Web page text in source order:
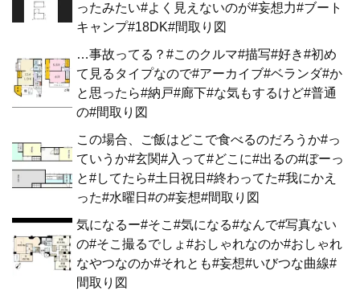
ったみたい#よく見えないのが#妄想力#ブート
キャンプ#18DK#間取り図
…事故ってる？#このクルマ#描写#好き#初め
て見るタイプなので#アーカイブ#ベランダ#か
と思ったら#納戸#廊下#な気もするけど#普通
の#間取り図
この場合、ご飯はどこで食べるのだろうか#っ
ていうか#玄関#入って#どこに#出るの#ぼーっ
と#してたら#土日祝日#終わってた#我にかえ
った#水曜日#の#妄想#間取り図
気になるー#そこ#気になる#なんで#写真ない
の#そこ撮るでしょ#おしゃれなのか#おしゃれ
なやつなのか#それとも#妄想#いびつな曲線#
間取り図